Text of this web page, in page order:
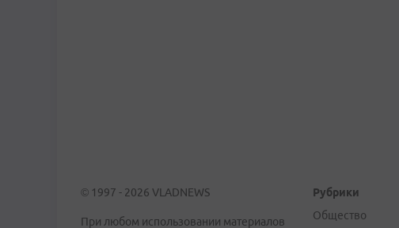
© 1997 - 2026 VLADNEWS
При любом использовании материалов
Рубрики
Общество